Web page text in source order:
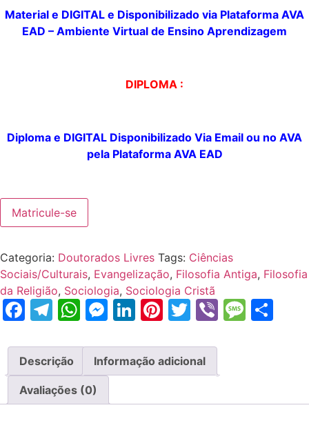
Material e DIGITAL e Disponibilizado via Plataforma AVA
EAD – Ambiente Virtual de Ensino Aprendizagem
DIPLOMA :
Diploma e DIGITAL Disponibilizado Via Email ou no AVA
pela PlataformaAVA EAD
Matricule-se
Categoria: Doutorados Livres Tags: Ciências
Sociais/Culturais, Evangelização, Filosofia Antiga, Filosofia
da Religião, Sociologia, Sociologia Cristã
Facebook
Telegram
WhatsApp
Messenger
LinkedIn
Pinterest
Twitter
Viber
Descrição Informação adicional
Avaliações (0)